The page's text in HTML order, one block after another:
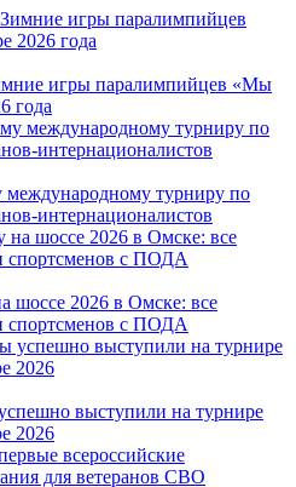
игры паралимпийцев «Мы
года
международному турниру по
интернационалистов
шоссе 2026 в Омске: все
спортсменов с ПОДА
выступили на турнире
2026